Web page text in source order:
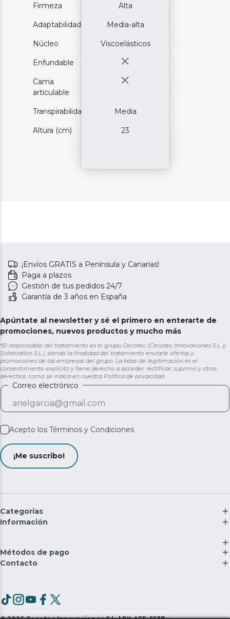
Firmeza Alta
Adaptabilidad Media-alta
Núcleo Viscoelásticos
Enfundable
Cama
articulable
Transpirabilidad Media
Altura (cm) 23
¡Envíos GRATIS a Península y Canarias!
Paga a plazos
Gestión de tus pedidos 24/7
Garantía de 3 años en España
Apúntate al newsletter y sé el primero en enterarte de
promociones, nuevos productos y mucho más
*El responsable del tratamiento es el grupo Cecotec (Cecotec Innovaciones S.L. y
Solotriatlon S.L.), siendo la finalidad del tratamiento enviarle ofertas y
promociones de las empresas del grupo. La base de legitimación es el
consentimiento explícito y tiene derecho a acceder, rectificar, suprimir y otros
derechos, como se indica en nuestra Política de privacidad
Correo electrónico
Acepto los Términos y Condiciones
¡Me suscribo!
Categorías
Información
Métodos de pago
Contacto